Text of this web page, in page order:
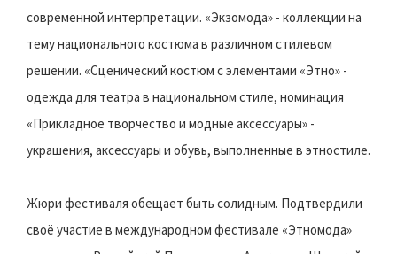
современной интерпретации. «Экзомода» - коллекции на
тему национального костюма в различном стилевом
решении. «Сценический костюм с элементами «Этно» -
одежда для театра в национальном стиле, номинация
«Прикладное творчество и модные аксессуары» -
украшения, аксессуары и обувь, выполненные в этностиле.
Жюри фестиваля обещает быть солидным. Подтвердили
своё участие в международном фестивале «Этномода»